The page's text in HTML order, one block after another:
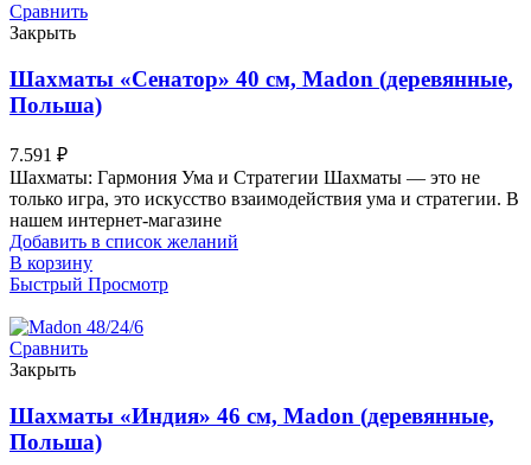
Сравнить
Закрыть
Шахматы «Сенатор» 40 см, Madon (деревянные,
Польша)
7.591 ₽
Шахматы: Гармония Ума и Стратегии Шахматы — это не
только игра, это искусство взаимодействия ума и стратегии. В
нашем интернет-магазине
Добавить в список желаний
В корзину
Быстрый Просмотр
Сравнить
Закрыть
Шахматы «Индия» 46 см, Madon (деревянные,
Польша)